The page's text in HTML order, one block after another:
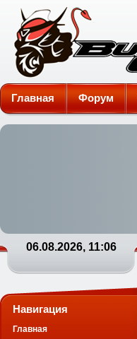
Burgman-Club
Главная Форум
06.08.2026, 11:06
Навигация
Главная